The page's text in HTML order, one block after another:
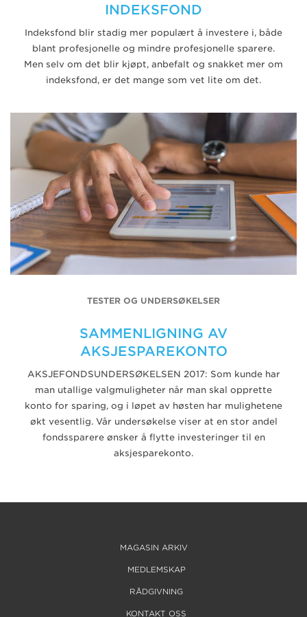
INDEKSFOND
Indeksfond blir stadig mer populært å investere i, både
blant profesjonelle og mindre profesjonelle sparere.
Men selv om det blir kjøpt, anbefalt og snakket mer om
indeksfond, er det mange som vet lite om det.
TESTER OG UNDERSØKELSER
SAMMENLIGNING AV
AKSJESPAREKONTO
AKSJEFONDSUNDERSØKELSEN 2017: Som kunde har
man utallige valgmuligheter når man skal opprette
konto for sparing, og i løpet av høsten har mulighetene
økt vesentlig. Vår undersøkelse viser at en stor andel
fondssparere ønsker å flytte investeringer til en
aksjesparekonto.
MAGASIN ARKIV
MEDLEMSKAP
RÅDGIVNING
KONTAKT OSS